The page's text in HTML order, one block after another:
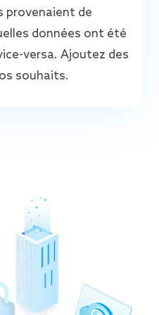
provenaient de
données ont été
versa. Ajoutez des
souhaits.